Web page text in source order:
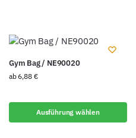
Gym Bag / NE90020
ab6,88 €
Ausführung wählen